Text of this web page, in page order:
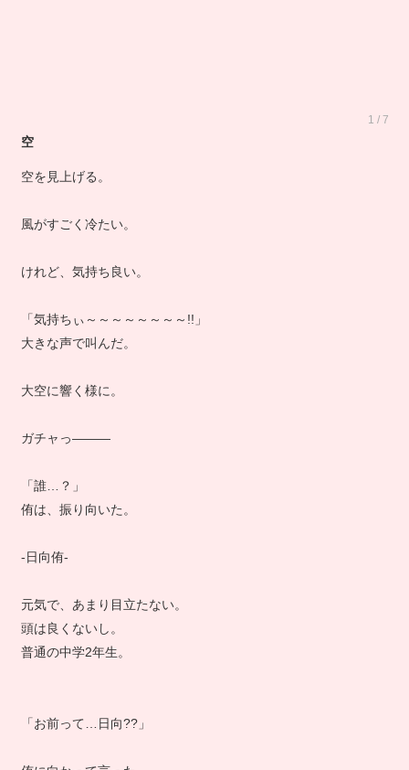
1 / 7
空
空を見上げる。
風がすごく冷たい。
けれど、気持ち良い。
「気持ちぃ～～～～～～～～!!」
大きな声で叫んだ。
大空に響く様に。
ガチャっ―――
「誰…？」
侑は、振り向いた。
-日向侑-
元気で、あまり目立たない。
頭は良くないし。
普通の中学2年生。
「お前って…日向??」